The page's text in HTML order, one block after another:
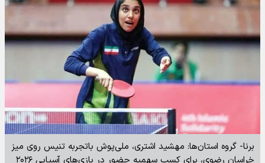
برنا- گروه استان‌ها: مهشید اشتری، ملی‌پوش باتجربه تنیس روی میز